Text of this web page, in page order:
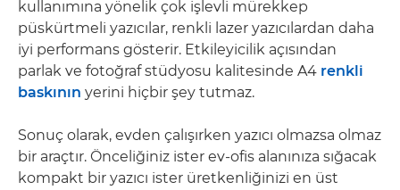
kullanımına yönelik çok işlevli mürekkep
püskürtmeli yazıcılar, renkli lazer yazıcılardan daha
iyi performans gösterir. Etkileyicilik açısından
parlak ve fotoğraf stüdyosu kalitesinde A4 renkli
baskının yerini hiçbir şey tutmaz.
Sonuç olarak, evden çalışırken yazıcı olmazsa olmaz
bir araçtır. Önceliğiniz ister ev-ofis alanınıza sığacak
kompakt bir yazıcı ister üretkenliğinizi en üst